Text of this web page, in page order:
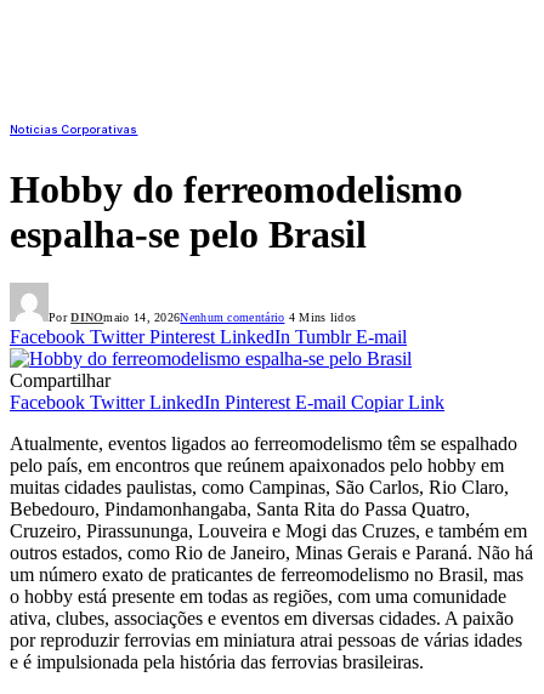
Notícias Corporativas
Hobby do ferreomodelismo
espalha-se pelo Brasil
Por DINOmaio 14, 2026Nenhum comentário 4 Mins lidos
Facebook Twitter Pinterest LinkedIn Tumblr E-mail
Compartilhar
Facebook Twitter LinkedIn Pinterest E-mail Copiar Link
Atualmente, eventos ligados ao ferreomodelismo têm se espalhado
pelo país, em encontros que reúnem apaixonados pelo hobby em
muitas cidades paulistas, como Campinas, São Carlos, Rio Claro,
Bebedouro, Pindamonhangaba, Santa Rita do Passa Quatro,
Cruzeiro, Pirassununga, Louveira e Mogi das Cruzes, e também em
outros estados, como Rio de Janeiro, Minas Gerais e Paraná. Não há
um número exato de praticantes de ferreomodelismo no Brasil, mas
o hobby está presente em todas as regiões, com uma comunidade
ativa, clubes, associações e eventos em diversas cidades. A paixão
por reproduzir ferrovias em miniatura atrai pessoas de várias idades
e é impulsionada pela história das ferrovias brasileiras.